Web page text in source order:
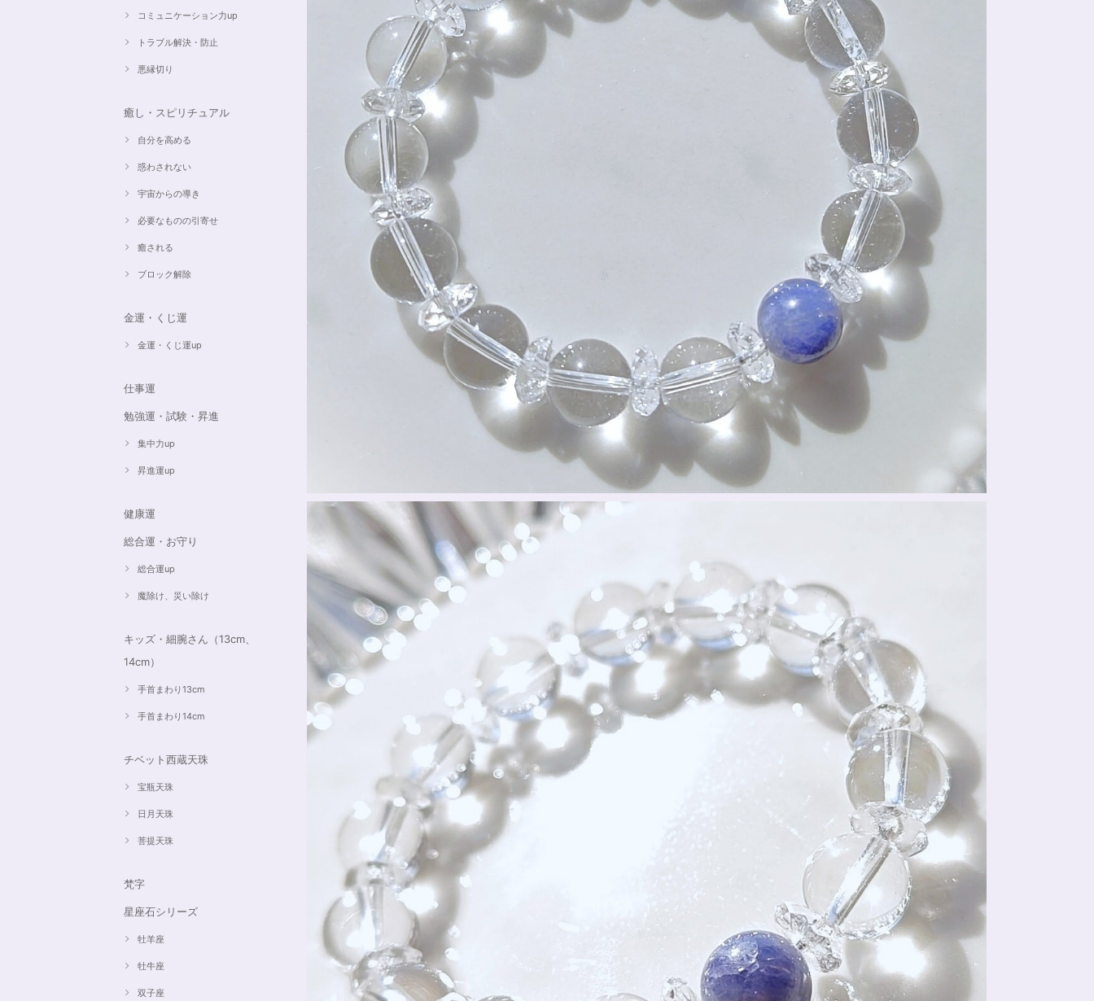
コミュニケーション力up
トラブル解決・防止
悪縁切り
癒し・スピリチュアル
自分を高める
惑わされない
宇宙からの導き
必要なものの引寄せ
癒される
ブロック解除
金運・くじ運
金運・くじ運up
仕事運
勉強運・試験・昇進
集中力up
昇進運up
健康運
総合運・お守り
総合運up
魔除け、災い除け
キッズ・細腕さん（13cm、
14cm）
手首まわり13cm
手首まわり14cm
チベット西蔵天珠
宝瓶天珠
日月天珠
菩提天珠
梵字
星座石シリーズ
牡羊座
牡牛座
双子座